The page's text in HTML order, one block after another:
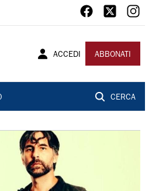
ACCEDI ABBONATI
CERCA